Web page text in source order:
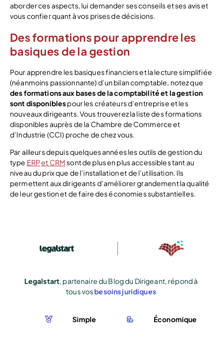
aborder ces aspects, lui demander ses conseils et ses avis et
vous confier quant à vos prises de décisions.
Des formations pour apprendre les
basiques de la gestion
Pour apprendre les basiques financiers et la lecture simplifiée
(néanmoins passionnante) d’un bilan comptable, notez que
des formations aux bases de la comptabilité et la gestion
sont disponiblespour les créateurs d’entreprise et les
nouveaux dirigeants. Vous trouverez la liste des formations
disponibles auprès de la Chambre de Commerce et
d’Industrie (CCI) proche de chez vous.
Par ailleurs depuis quelques années les outils de gestion du
type ERPet CRMsont de plus en plus accessibles tant au
niveau du prix que de l’installation et de l’utilisation. Ils
permettent aux dirigeants d’améliorer grandement la qualité
de leur gestion et de faire des économies substantielles.
Legalstart, partenaire du Blog du Dirigeant, répond à
tous vosbesoins juridiques
Simple Économique